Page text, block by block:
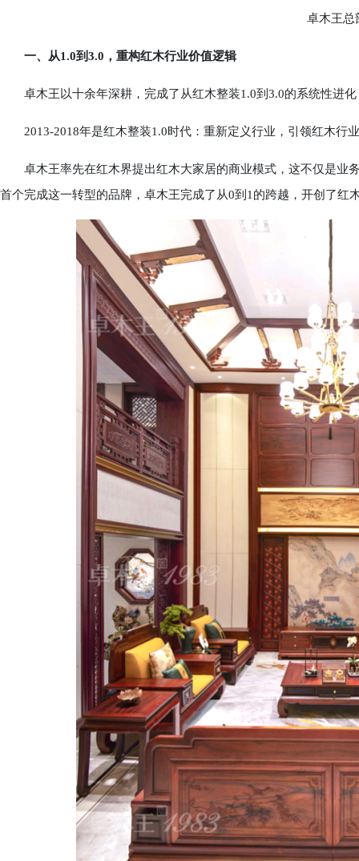
卓木王总
一、从1.0到3.0，重构红木行业价值逻辑
卓木王以十余年深耕，完成了从红木整装1.0到3.0的系统性进化
2013-2018年是红木整装1.0时代：重新定义行业，引领红木行
卓木王率先在红木界提出红木大家居的商业模式，这不仅是业
首个完成这一转型的品牌，卓木王完成了从0到1的跨越，开创了红